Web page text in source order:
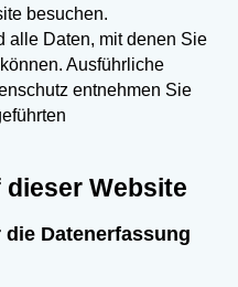
besuchen.
alle Daten, mit denen Sie
Ausführliche
entnehmen Sie
Website
Datenerfassung